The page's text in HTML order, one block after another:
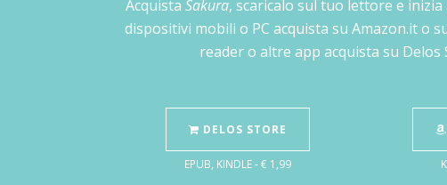
Acquista Sakura, scaricalo sul tuo lettore e
dispositivi mobili o PC acquista su Amazon.it o
reader o altre app acquista su
DELOS STORE
EPUB, KINDLE - € 1,99